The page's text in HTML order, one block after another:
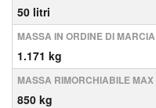
50 litri
MASSA IN ORDINE DI MARCIA
1.171 kg
MASSA RIMORCHIABILE MAX
850 kg